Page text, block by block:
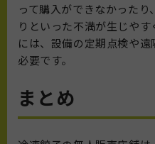
って購入ができなかった
りといった不満が生じや
には、設備の定期点検や
必要です。
まとめ